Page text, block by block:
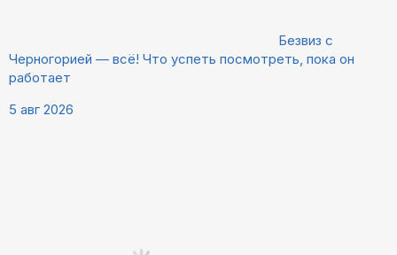
Безвиз с
Черногорией — всё! Что успеть посмотреть, пока он
работает
5 авг 2026